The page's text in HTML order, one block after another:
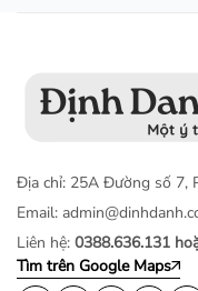
Địa chỉ: 25A Đường số 7,
Email:
Liên hệ: 0388.636.131
Tìm trên Google Maps